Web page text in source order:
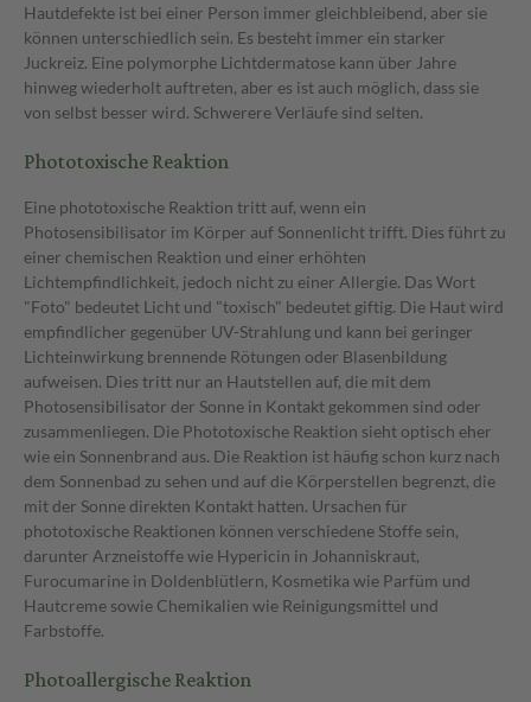
Hautdefekte ist bei einer Person immer gleichbleibend, aber sie
können unterschiedlich sein. Es besteht immer ein starker
Juckreiz. Eine polymorphe Lichtdermatose kann über Jahre
hinweg wiederholt auftreten, aber es ist auch möglich, dass sie
von selbst besser wird. Schwerere Verläufe sind selten.
Phototoxische Reaktion
Eine phototoxische Reaktion tritt auf, wenn ein
Photosensibilisator im Körper auf Sonnenlicht trifft. Dies führt zu
einer chemischen Reaktion und einer erhöhten
Lichtempfindlichkeit, jedoch nicht zu einer Allergie. Das Wort
"Foto" bedeutet Licht und "toxisch" bedeutet giftig. Die Haut wird
empfindlicher gegenüber UV-Strahlung und kann bei geringer
Lichteinwirkung brennende Rötungen oder Blasenbildung
aufweisen. Dies tritt nur an Hautstellen auf, die mit dem
Photosensibilisator der Sonne in Kontakt gekommen sind oder
zusammenliegen. Die Phototoxische Reaktion sieht optisch eher
wie ein Sonnenbrand aus. Die Reaktion ist häufig schon kurz nach
dem Sonnenbad zu sehen und auf die Körperstellen begrenzt, die
mit der Sonne direkten Kontakt hatten. Ursachen für
phototoxische Reaktionen können verschiedene Stoffe sein,
darunter Arzneistoffe wie Hypericin in Johanniskraut,
Furocumarine in Doldenblütlern, Kosmetika wie Parfüm und
Hautcreme sowie Chemikalien wie Reinigungsmittel und
Farbstoffe.
Photoallergische Reaktion